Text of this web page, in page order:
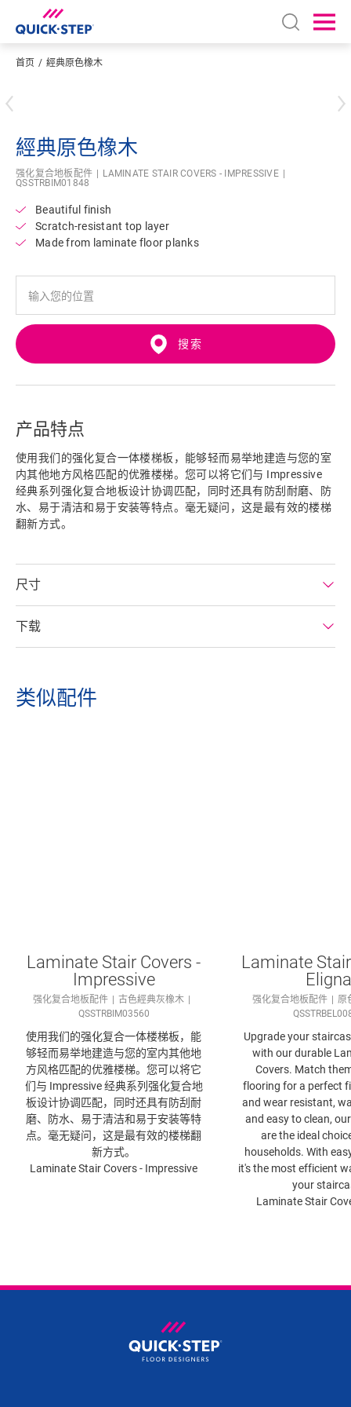
Open
首页 經典原色橡木
經典原色橡木
强化复合地板配件
LAMINATE STAIR COVERS - IMPRESSIVE
QSSTRBIM01848
Beautiful finish
Scratch-resistant top layer
Made from laminate floor planks
搜索
产品特点
使用我们的强化复合​一体楼梯板，能够轻而易举地建造与您的室
内其他地方风格匹配的优雅楼梯。您可以将它们与 Impressive
经典系列强化复合地板​设计协调匹配，同时还具有防刮耐磨、防
水、易于清洁和易于安装等特点。毫无疑问，这是最有效的楼梯
翻新方式。
尺寸
下载
类似配件
Laminate Stair Covers -
Impressive
强化复合地板配件
古色經典灰橡木
QSSTRBIM03560
使用我们的强化复合​一体楼梯板，能
够轻而易举地建造与您的室内其他地
方风格匹配的优雅楼梯。您可以将它
们与 Impressive 经典系列强化复合地
板​设计协调匹配，同时还具有防刮耐
磨、防水、易于清洁和易于安装等特
点。毫无疑问，这是最有效的楼梯翻
新方式。
Laminate Stair Covers - Impressive
Laminate
Eligna
强化复合地板配件
原
Upgrade your
with our durable
Covers. Match
flooring for a perfect
and wear resistant,
and easy to clean,
are the ideal
households. With
it's the most efficient
your
Laminate Stair